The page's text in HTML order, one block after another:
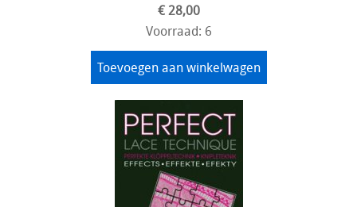
€ 28,00
Voorraad: 6
Toevoegen aan winkelwagen